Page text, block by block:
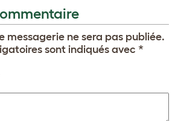
messagerie ne sera pas publiée.
sont indiqués avec *